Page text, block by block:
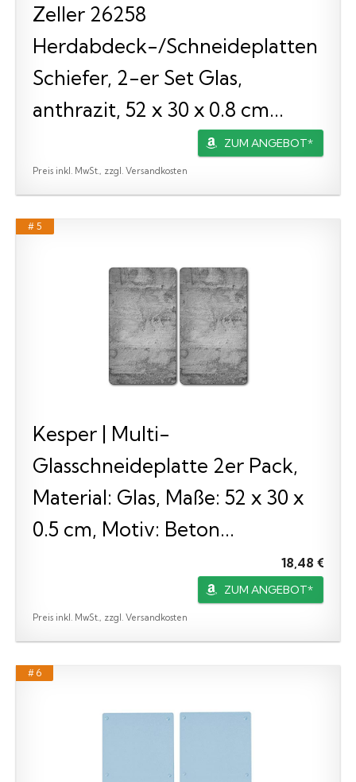
Zeller 26258
Herdabdeck-/Schneideplatten
Schiefer, 2-er Set Glas,
anthrazit, 52 x 30 x 0.8 cm...
ZUM ANGEBOT*
Preis inkl. MwSt., zzgl. Versandkosten
# 5
Kesper | Multi-
Glasschneideplatte 2er Pack,
Material: Glas, Maße: 52 x 30 x
0.5 cm, Motiv: Beton...
18,48 €
ZUM ANGEBOT*
Preis inkl. MwSt., zzgl. Versandkosten
# 6